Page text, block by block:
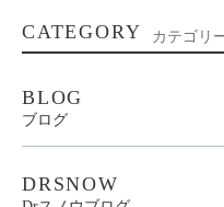
CATEGORY カテゴリ
BLOG
ブログ
DRSNOW